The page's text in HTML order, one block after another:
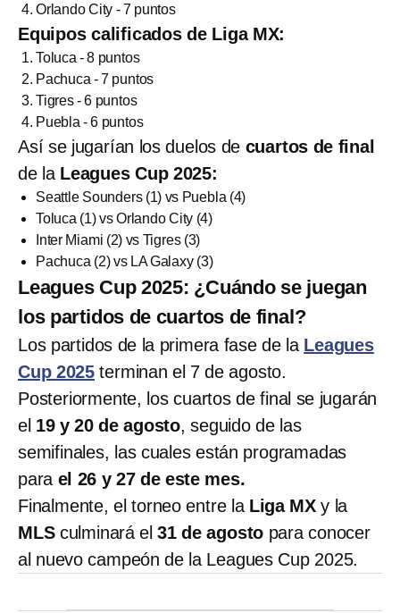
Orlando City - 7 puntos
Equipos calificados de Liga MX:
Toluca - 8 puntos
Pachuca - 7 puntos
Tigres - 6 puntos
Puebla - 6 puntos
Así se jugarían los duelos de cuartos de final
de laLeagues Cup 2025:
Seattle Sounders (1) vs Puebla (4)
Toluca (1) vs Orlando City (4)
Inter Miami (2) vs Tigres (3)
Pachuca (2) vs LA Galaxy (3)
Leagues Cup 2025: ¿Cuándo se juegan
los partidos de cuartos de final?
Los partidos de la primera fase de la Leagues
Cup 2025 terminan el 7 de agosto.
Posteriormente, los cuartos de final se jugarán
el 19 y 20 de agosto, seguido de las
semifinales, las cuales están programadas
para el 26 y 27 de este mes.
Finalmente, el torneo entre la Liga MX y la
MLSculminará el31 de agosto para conocer
al nuevo campeón de la Leagues Cup 2025.